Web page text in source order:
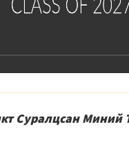
Суралцсан Миний